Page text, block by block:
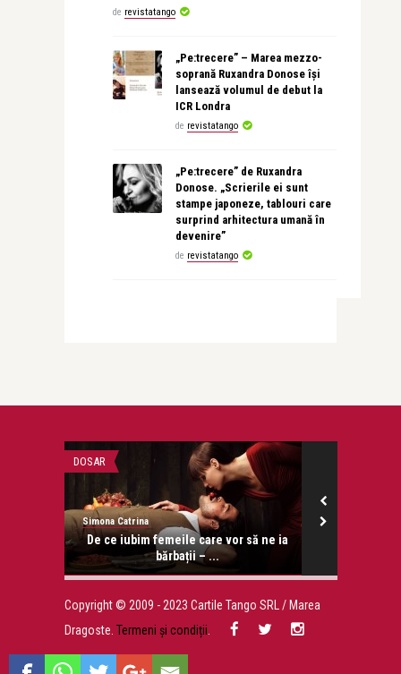
de revistatango
„Pe:trecere” – Marea mezzo-
soprană Ruxandra Donose își
lansează volumul de debut la
ICR Londra
de revistatango
„Pe:trecere” de Ruxandra
Donose. „Scrierile ei sunt
stampe japoneze, tablouri care
surprind arhitectura umană în
devenire”
de revistatango
DOSAR
Simona Catrina
De ce iubim femeile care vor să ne ia
bărbații – ...
Copyright © 2009 - 2023 Cartile Tango SRL / Marea
Dragoste. Termeni și condiții